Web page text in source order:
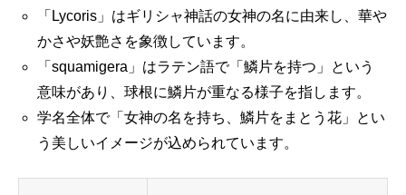
「Lycoris」はギリシャ神話の女神の名に由来し、華や
かさや妖艶さを象徴しています。
「squamigera」はラテン語で「鱗片を持つ」という
意味があり、球根に鱗片が重なる様子を指します。
学名全体で「女神の名を持ち、鱗片をまとう花」とい
う美しいイメージが込められています。